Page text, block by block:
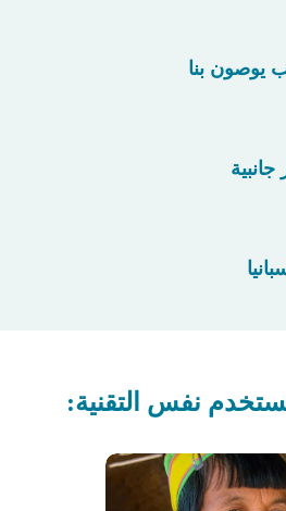
جانبية
تستخدم نفس التقنية: